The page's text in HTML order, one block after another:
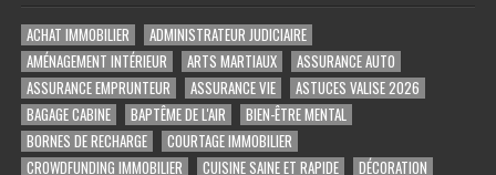
ACHAT IMMOBILIER
ADMINISTRATEUR JUDICIAIRE
AMÉNAGEMENT INTÉRIEUR
ARTS MARTIAUX
ASSURANCE AUTO
ASSURANCE EMPRUNTEUR
ASSURANCE VIE
ASTUCES VALISE 2026
BAGAGE CABINE
BAPTÊME DE L'AIR
BIEN-ÊTRE MENTAL
BORNES DE RECHARGE
COURTAGE IMMOBILIER
CROWDFUNDING IMMOBILIER
CUISINE SAINE ET RAPIDE
DÉCORATION